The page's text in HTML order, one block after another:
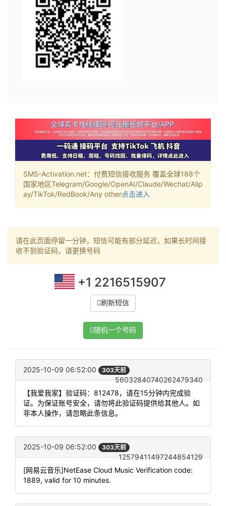
SMS-Activation.net：付费短信接收服务 覆盖全球188个
国家地区Telegram/Google/OpenAI/Claude/Wechat/Alip
ay/TikTok/RedBook/Any other点击进入
请在此页面停留一分钟，短信可能有部分延迟，如果长时间接
收不到验证码，请更换号码
+1 2216515907
刷新短信
随机一个号码
2025-10-09 06:52:00 303天前
56032840740262479340
【我爱我家】验证码：812478，请在15分钟内完成验
证。为保证账号安全，请勿将此验证码提供给其他人。如
非本人操作，请忽略此条信息。
2025-10-09 06:52:00 303天前
12579411497244854129
[网易云音乐]NetEase Cloud Music Verification code:
1889, valid for 10 minutes.